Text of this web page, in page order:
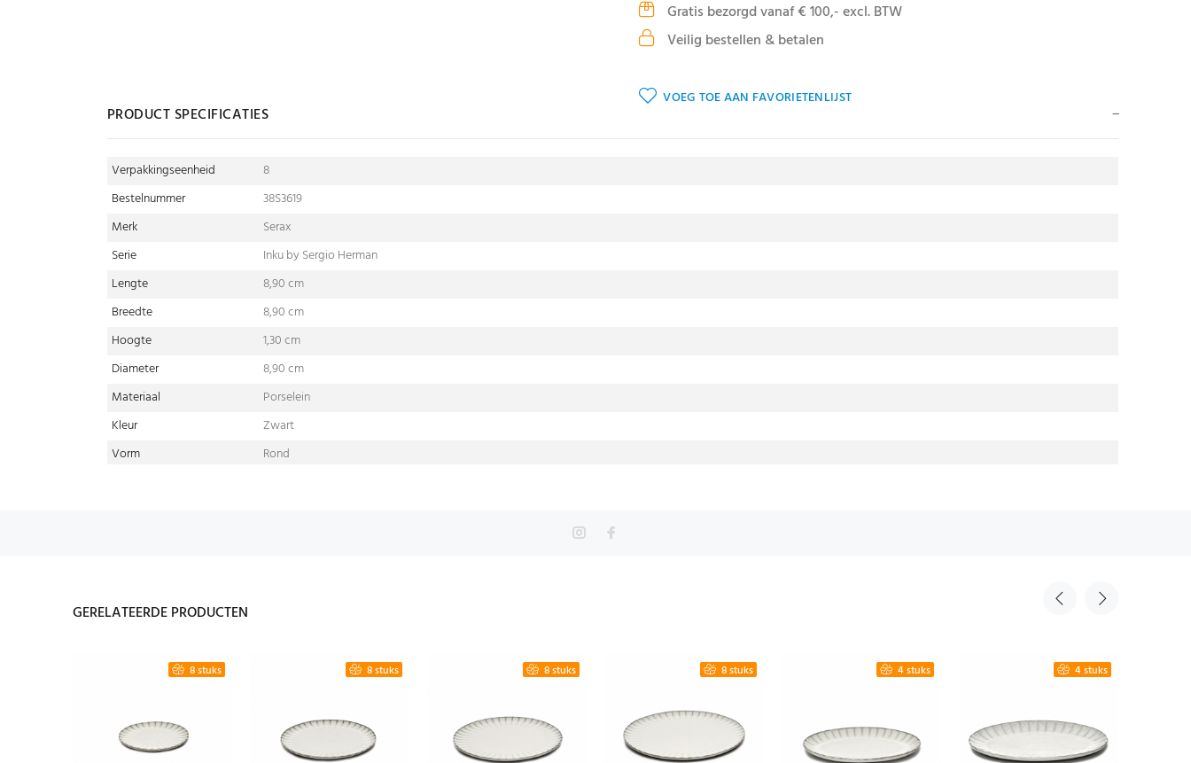
Gratis bezorgd vanaf € 100,- excl. BTW
Veilig bestellen & betalen
VOEG TOE AAN FAVORIETENLIJST
PRODUCT SPECIFICATIES
Verpakkingseenheid
8
Bestelnummer
38S3619
Merk
Serax
Serie
Inku by Sergio Herman
Lengte
8,90 cm
Breedte
8,90 cm
Hoogte
1,30 cm
Diameter
8,90 cm
Materiaal
Porselein
Kleur
Zwart
Vorm
Rond
GERELATEERDE PRODUCTEN
8 stuks 8 stuks 8 stuks 8 stuks 4 stuks 4 stuks